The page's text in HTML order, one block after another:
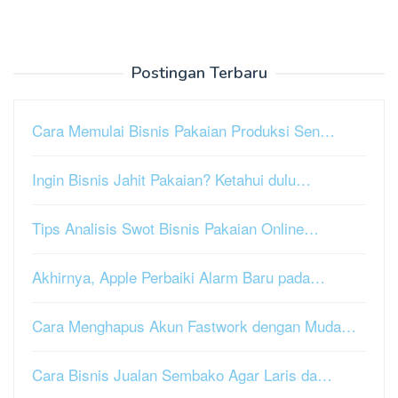
Postingan Terbaru
Cara Memulai Bisnis Pakaian Produksi Sen…
Ingin Bisnis Jahit Pakaian? Ketahui dulu…
Tips Analisis Swot Bisnis Pakaian Online…
Akhirnya, Apple Perbaiki Alarm Baru pada…
Cara Menghapus Akun Fastwork dengan Muda…
Cara Bisnis Jualan Sembako Agar Laris da…